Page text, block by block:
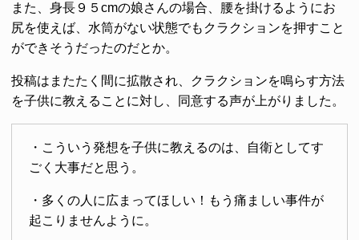
また、身長９５cmの娘さんの場合、腰を掛けるようにお
尻を使えば、水筒がない状態でもクラクションを押すこと
ができそうだったのだとか。
投稿はまたたく間に拡散され、クラクションを鳴らす方法
を子供に教えることに対し、同意する声が上がりました。
・こういう発想を子供に教えるのは、自衛としてす
ごく大事だと思う。
・多くの人に広まってほしい！もう痛ましい事件が
起こりませんように。